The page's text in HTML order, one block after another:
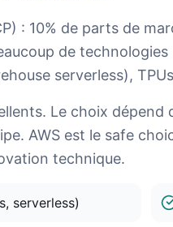
: 10% de parts de
de
serverless),
Le choix
AWS est le safe
technique.
serverless)